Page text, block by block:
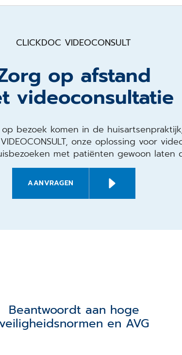
CLICKDOC VIDEOCONSULT
op afstand
videoconsultatie
bezoek komen in de
onze oplossing voor
met patiënten gewoon laten
AANVRAGEN
Beantwoordt aan hoge
veiligheidsnormen en AVG